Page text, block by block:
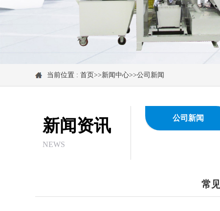
当前位置 : 首页>>新闻中心>>公司新闻
新闻资讯
NEWS
公司新闻
常